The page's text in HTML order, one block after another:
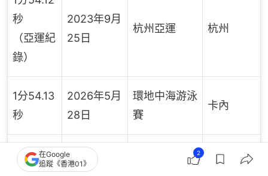
秒
（亞運紀
錄）
2023年9月
25日
杭州亞運 杭州
1分54.13
秒
2026年5月
28日
環地中海游泳
賽
卡內
1分
54.20秒
2023年12
月1日
格林斯伯
在Google
追蹤《香港01》
2